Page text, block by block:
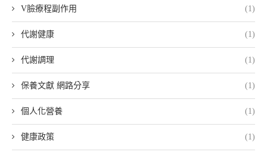
V臉療程副作用 (1)
代謝健康 (1)
代謝調理 (1)
保養文獻 網路分享 (1)
個人化營養 (1)
健康政策 (1)